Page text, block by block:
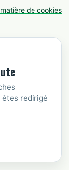
de cookies
êtes redirigé